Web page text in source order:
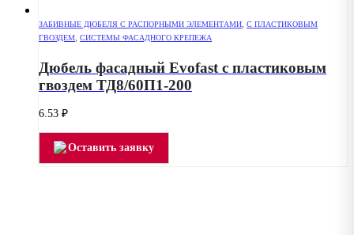
ЗАБИВНЫЕ ДЮБЕЛЯ С РАСПОРНЫМИ ЭЛЕМЕНТАМИ С ПЛАСТИКОВЫМ
ГВОЗДЕМ СИСТЕМЫ ФАСАДНОГО КРЕПЕЖА
Дюбель фасадный Evofast с пластиковым
гвоздем ТД8/60П1-200
6.53 ₽
Оставить заявку